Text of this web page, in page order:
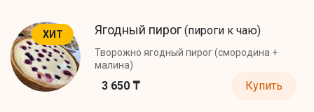
ХИТ Ягодный пирог (пироги к чаю)
Творожно ягодный пирог (смородина +
малина)
3 650 ₸ Купить